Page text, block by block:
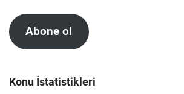
Abone ol
Konu İstatistikleri